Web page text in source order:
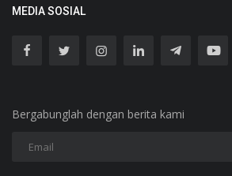
MEDIA SOSIAL
Bergabunglah dengan berita kami